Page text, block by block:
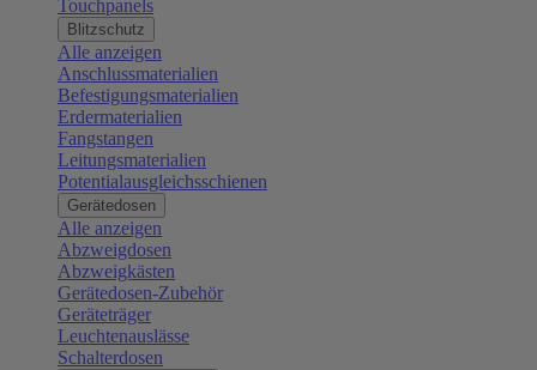
Touchpanels
Blitzschutz
Alle anzeigen
Anschlussmaterialien
Befestigungsmaterialien
Erdermaterialien
Fangstangen
Leitungsmaterialien
Potentialausgleichsschienen
Gerätedosen
Alle anzeigen
Abzweigdosen
Abzweigkästen
Gerätedosen-Zubehör
Geräteträger
Leuchtenauslässe
Schalterdosen